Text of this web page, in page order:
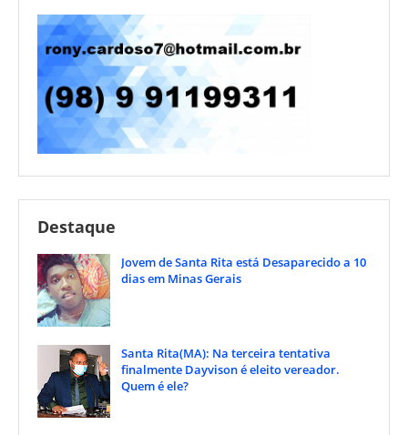
Destaque
Jovem de Santa Rita está Desaparecido a 10
dias em Minas Gerais
Santa Rita(MA): Na terceira tentativa
finalmente Dayvison é eleito vereador.
Quem é ele?